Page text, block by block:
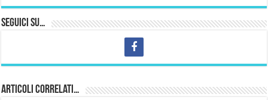
Seguici su…
Articoli correlati…